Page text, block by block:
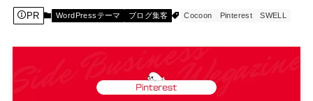
PR WordPressテーマ ブログ集客 Cocoon Pinterest SWELL